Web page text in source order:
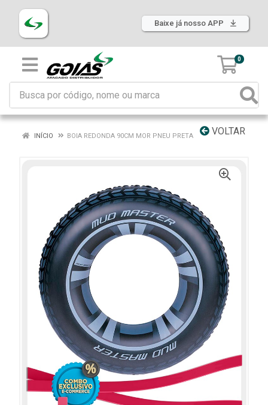
Baixe já nosso APP
0
VOLTAR
INÍCIO BOIA REDONDA 90CM MOR PNEU PRETA